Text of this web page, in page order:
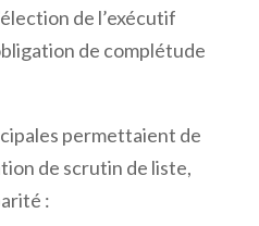
de l’exécutif
de complétude
permettaient de
de scrutin de liste,
: